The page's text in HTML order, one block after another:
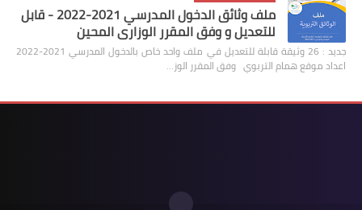
ملف وثائق الدخول المدرسي 2021-2022 - قابل
للتعديل و وفق المقرر الوزاري المحين
جديد : 26 وثيقة قابلة للتعديل في ملف واحد خاص بالدخول المدرسي 2021-2022
اعداد موقع همام التربوي وفق المقرر الوز…